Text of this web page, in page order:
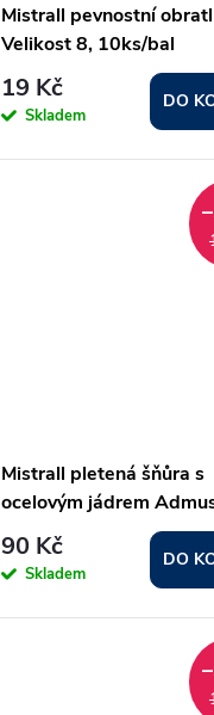
Mistrall pevnostní
Velikost 8, 10ks/bal
19 Kč
Skladem
DO
Mistrall pletená šňůra s
ocelovým jádrem
Steel Core průměr:
90 Kč
Skladem
DO